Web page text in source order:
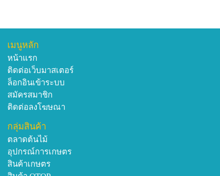
เมนูหลัก
หน้าแรก
ติดต่อเว็บมาสเตอร์
ล็อกอินเข้าระบบ
สมัครสมาชิก
ติดต่อลงโฆษณา
กลุ่มสินค้า
ตลาดต้นไม้
อุปกรณ์การเกษตร
สินค้าเกษตร